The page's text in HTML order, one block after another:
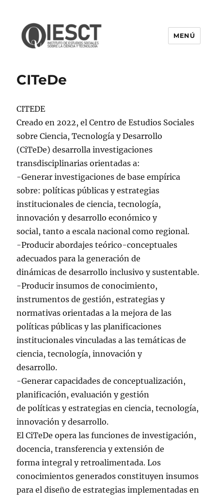
MENÚ
CITeDe
CITEDE
Creado en 2022, el Centro de Estudios Sociales
sobre Ciencia, Tecnología y Desarrollo
(CiTeDe) desarrolla investigaciones
transdisciplinarias orientadas a:
-Generar investigaciones de base empírica
sobre: políticas públicas y estrategias
institucionales de ciencia, tecnología,
innovación y desarrollo económico y
social, tanto a escala nacional como regional.
-Producir abordajes teórico-conceptuales
adecuados para la generación de
dinámicas de desarrollo inclusivo y sustentable.
-Producir insumos de conocimiento,
instrumentos de gestión, estrategias y
normativas orientadas a la mejora de las
políticas públicas y las planificaciones
institucionales vinculadas a las temáticas de
ciencia, tecnología, innovación y
desarrollo.
-Generar capacidades de conceptualización,
planificación, evaluación y gestión
de políticas y estrategias en ciencia, tecnología,
innovación y desarrollo.
El CiTeDe opera las funciones de investigación,
docencia, transferencia y extensión de
forma integral y retroalimentada. Los
conocimientos generados constituyen insumos
para el diseño de estrategias implementadas en